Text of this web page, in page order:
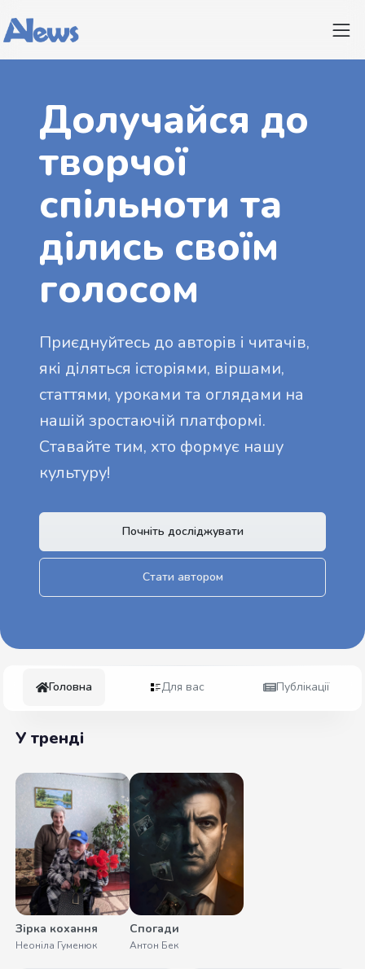
Долучайся до
творчої
спільноти та
ділись своїм
голосом
Приєднуйтесь до авторів і читачів,
які діляться історіями, віршами,
статтями, уроками та оглядами на
нашій зростаючій платформі.
Ставайте тим, хто формує нашу
культуру!
Почніть досліджувати
Стати автором
Головна Для вас Публікації
У тренді
Зірка кохання
Неоніла Гуменюк
Спогади
Антон Бек